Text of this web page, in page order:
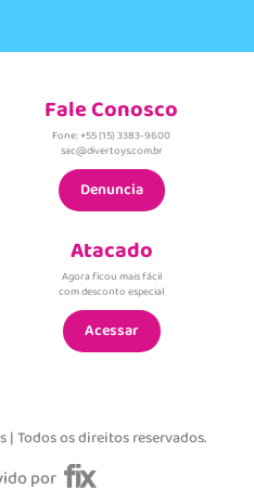
Fale Conosco
Fone: +55 (15) 3383-9600
sac@divertoys.com.br
Denuncia
Atacado
Agora ficou mais fácil
com desconto especial
Acessar
Todos os direitos reservados.
por